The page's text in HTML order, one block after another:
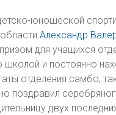
юношеской
Александр
для учащихся
и постоянно
отделения самбо,
поздравил
двух